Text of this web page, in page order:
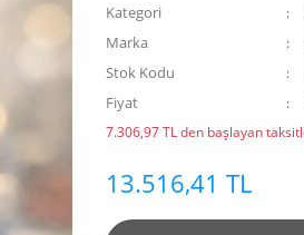
Kategori
Marka
Stok Kodu
Fiyat
7.306,97 TL den başlayan
13.516,41 TL